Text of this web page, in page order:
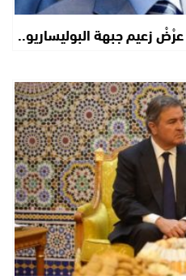
زعيم جبهة البوليساريو..